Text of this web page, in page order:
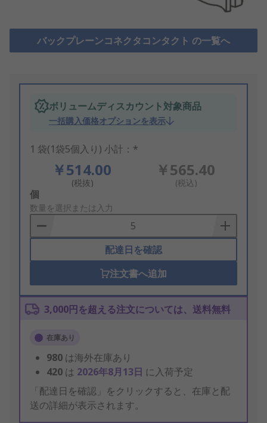
バックプレーンコネクタコンタクト の一覧へ
ボリュームディスカウント対象商品
一括購入価格オプションを表示
1 袋(1袋5個入り) 小計：*
￥514.00
(税抜)
￥565.40
(税込)
Add
to
Basket
個
数量を選択または入力
配達日を確認
注文書へ追加
3,000円を超える注文については、送料無料
在庫あり
980 は海外在庫あり
420 は 2026年8月13日 に入荷予定
「配達日を確認」をクリックすると、在庫と配
送の詳細が表示されます。